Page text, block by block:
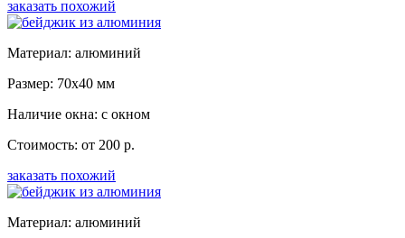
заказать похожий
Материал: алюминий
Размер: 70x40 мм
Наличие окна: с окном
Стоимость: от 200 р.
заказать похожий
Материал: алюминий